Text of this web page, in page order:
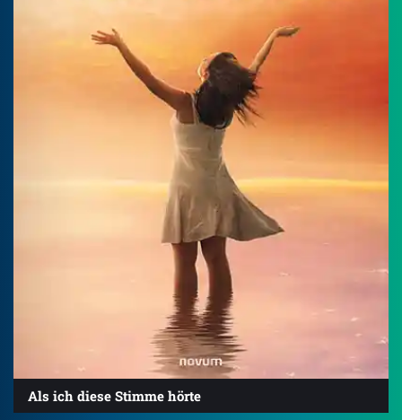
Als ich diese Stimme hörte